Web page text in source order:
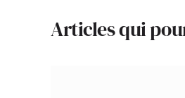
Articles qui